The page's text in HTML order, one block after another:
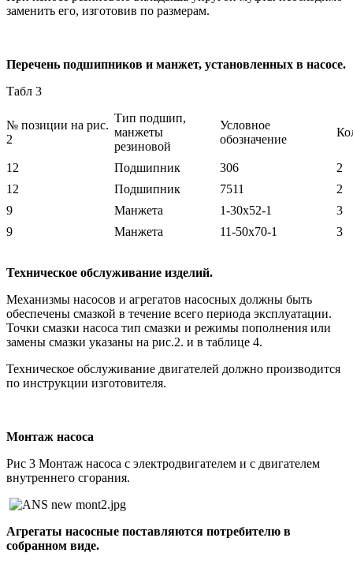
заменить его, изготовив по размерам.
Перечень подшипников и манжет, установленных в насосе.
Табл 3
№ позиции на рис.
2
Тип подшип,
манжеты
резиновой
Условное
обозначение
12 Подшипник 306
2
12
Подшипник 7511
2
9
Манжета 1-30x52-1
3
9
Манжета 11-50x70-1 3
Техническое обслуживание изделий.
Механизмы насосов и агрегатов насосных должны быть
обеспечены смазкой в течение всего периода эксплуатации.
Точки смазки насоса тип смазки и режимы пополнения или
замены смазки указаны на рис.2. и в таблице 4.
Техническое обслуживание двигателей должно производится
по инструкции изготовителя.
Монтаж насоса
Рис 3 Монтаж насоса с электродвигателем и с двигателем
внутреннего сгорания.
Агрегаты насосные поставляются потребителю в
собранном виде.